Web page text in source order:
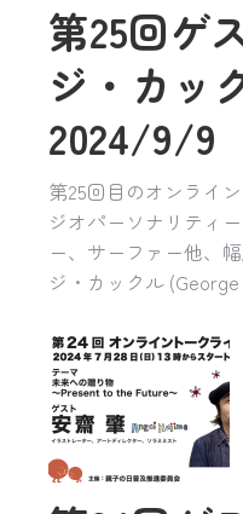
第25回ゲ
ジ・カッ
2024/9/9
第25回目のオンライ
ジオパーソナリティ
ー、サーファー他、
ジ・カックル (George